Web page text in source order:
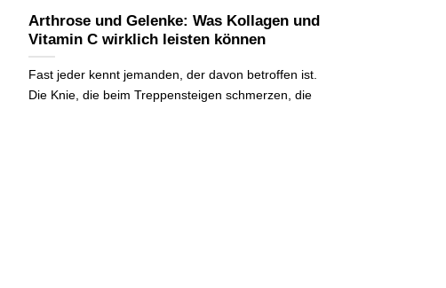
Arthrose und Gelenke: Was Kollagen und
Vitamin C wirklich leisten können
Fast jeder kennt jemanden, der davon betroffen ist.
Die Knie, die beim Treppensteigen schmerzen, die